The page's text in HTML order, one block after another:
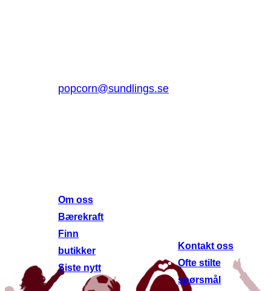
popcorn@sundlings.se
Om oss
Bærekraft
Finn
butikker
Siste nytt
Kontakt oss
Ofte stilte
spørsmål